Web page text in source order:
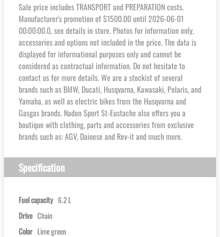
Sale price includes TRANSPORT and PREPARATION costs.
Manufacturer's promotion of $1500.00 until 2026-06-01
00:00:00.0, see details in store. Photos for information only,
accessories and options not included in the price. The data is
displayed for informational purposes only and cannot be
considered as contractual information. Do not hesitate to
contact us for more details. We are a stockist of several
brands such as BMW, Ducati, Husqvarna, Kawasaki, Polaris, and
Yamaha, as well as electric bikes from the Husqvarna and
Gasgas brands. Nadon Sport St-Eustache also offers you a
boutique with clothing, parts and accessories from exclusive
brands such as: AGV, Dainese and Rev-it and much more.
Specification
Fuel capacity 6.2 L
Drive Chain
Color Lime green